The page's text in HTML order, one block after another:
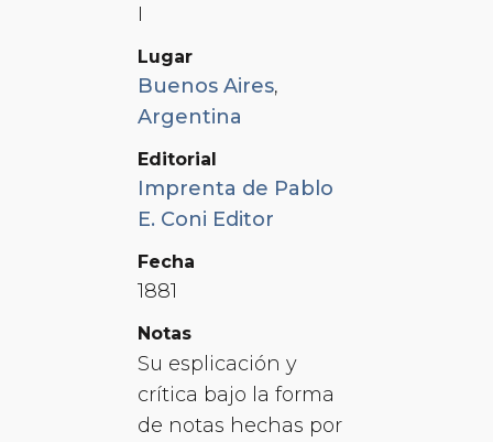
I
Lugar
Buenos Aires,
Argentina
Editorial
Imprenta de Pablo
E. Coni Editor
Fecha
1881
Notas
Su esplicación y
crítica bajo la forma
de notas hechas por